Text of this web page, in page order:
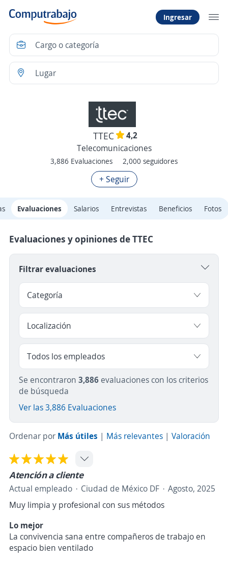
Ingresar
TTEC
4,2
Telecomunicaciones
3,886 Evaluaciones 2,000 seguidores
+ Seguir
Evaluaciones Salarios Entrevistas Beneficios Fotos
Evaluaciones y opiniones de TTEC
Filtrar evaluaciones
Se encontraron 3,886 evaluaciones con los criterios
de búsqueda
Ver las 3,886 Evaluaciones
Ordenar por Más útiles | Más relevantes | Valoración
Atención a cliente
Actual empleado Ciudad de México DF
Agosto, 2025
Muy limpia y profesional con sus métodos
Lo mejor
La convivencia sana entre compañeros de trabajo en
espacio bien ventilado